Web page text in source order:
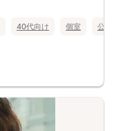
40代向け 個室 公